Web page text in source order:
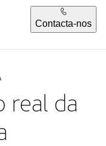
Contacta-nos
real da